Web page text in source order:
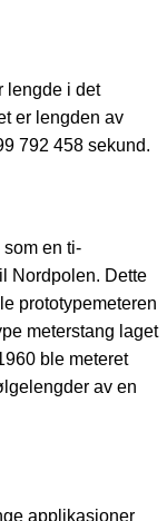
lengde i det
er lengden av
792 458 sekund.
en ti-
Nordpolen. Dette
prototypemeteren
meterstang laget
ble meteret
av en
applikasjoner